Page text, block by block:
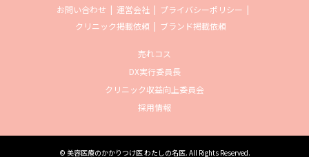
お問い合わせ 運営会社
プライバシーポリシー
クリニック掲載依頼
ブランド掲載依頼
売れコス
DX実行委員長
クリニック収益向上委員会
採用情報
© 美容医療のかかりつけ医 わたしの名医. All Rights Reserved.